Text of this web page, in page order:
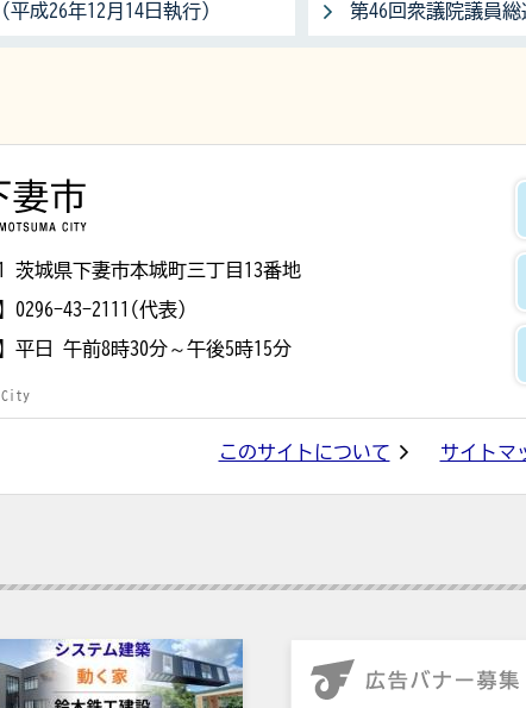
成26年12月14日執行） 第46回衆議院議員総
茨城県下妻市本城町三丁目13番地
0296-43-2111(代表)
平日 午前8時30分～午後5時15分
City
このサイトについて サイトマ